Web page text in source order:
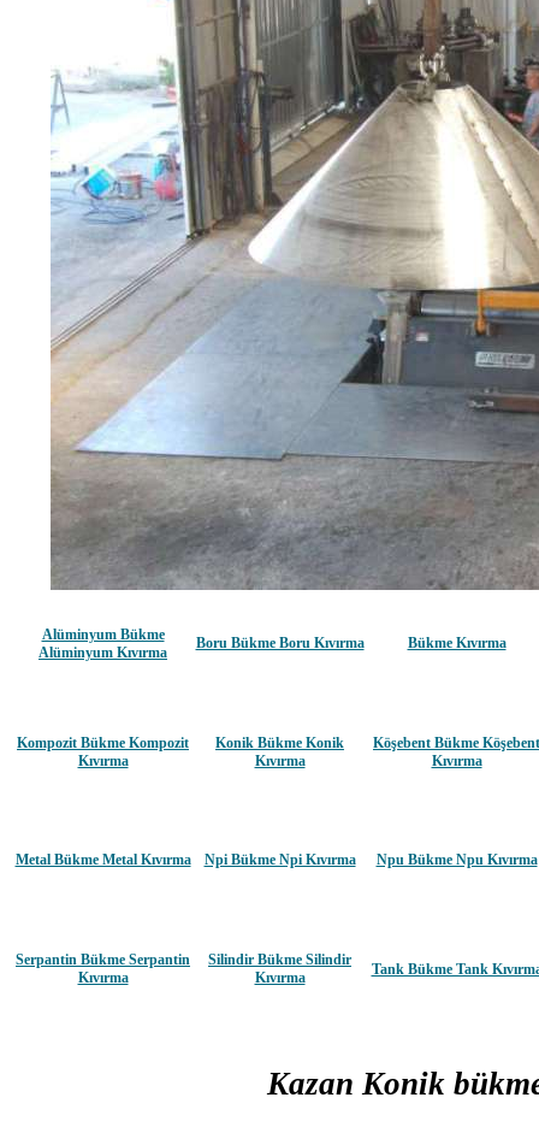
Alüminyum Bükme
Alüminyum Kıvırma
Boru Bükme Boru Kıvırma Bükme Kıvırma
Kompozit Bükme Kompozit
Kıvırma
Konik Bükme Konik
Kıvırma
Köşebent Bükme Köşebent
Kıvırma
Metal Bükme Metal Kıvırma Npi Bükme Npi Kıvırma Npu Bükme Npu Kıvırma
Serpantin Bükme Serpantin
Kıvırma
Silindir Bükme Silindir
Kıvırma
Tank Bükme Tank
Kazan Konik